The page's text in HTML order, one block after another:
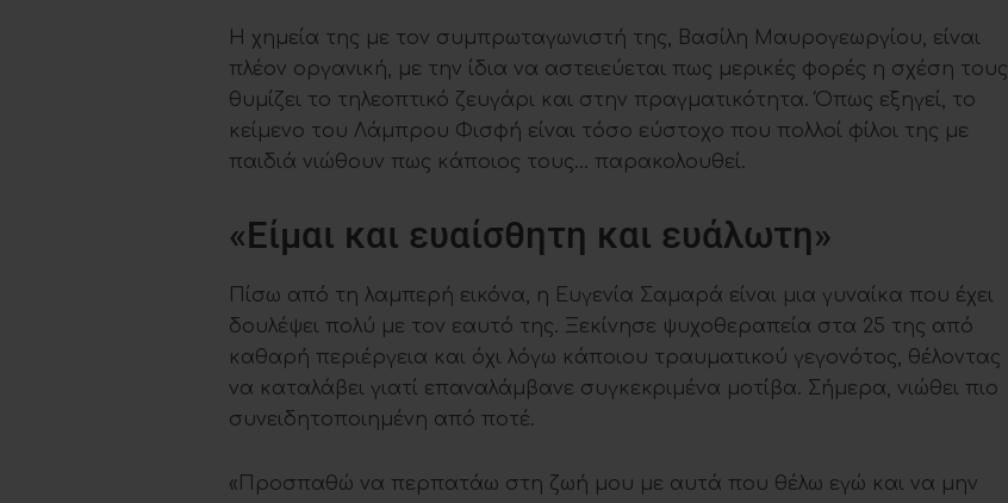
Η χημεία της με τον συμπρωταγωνιστή της, Βασίλη Μαυρογεωργίου, είναι
πλέον οργανική, με την ίδια να αστειεύεται πως μερικές φορές η σχέση τους
θυμίζει το τηλεοπτικό ζευγάρι και στην πραγματικότητα. Όπως εξηγεί, το
κείμενο του Λάμπρου Φισφή είναι τόσο εύστοχο που πολλοί φίλοι της με
παιδιά νιώθουν πως κάποιος τους… παρακολουθεί.
«Είμαι και ευαίσθητη και ευάλωτη»
Πίσω από τη λαμπερή εικόνα, η Ευγενία Σαμαρά είναι μια γυναίκα που έχει
δουλέψει πολύ με τον εαυτό της. Ξεκίνησε ψυχοθεραπεία στα 25 της από
καθαρή περιέργεια και όχι λόγω κάποιου τραυματικού γεγονότος, θέλοντας
να καταλάβει γιατί επαναλάμβανε συγκεκριμένα μοτίβα. Σήμερα, νιώθει πιο
συνειδητοποιημένη από ποτέ.
«Προσπαθώ να περπατάω στη ζωή μου με αυτά που θέλω εγώ και να μην